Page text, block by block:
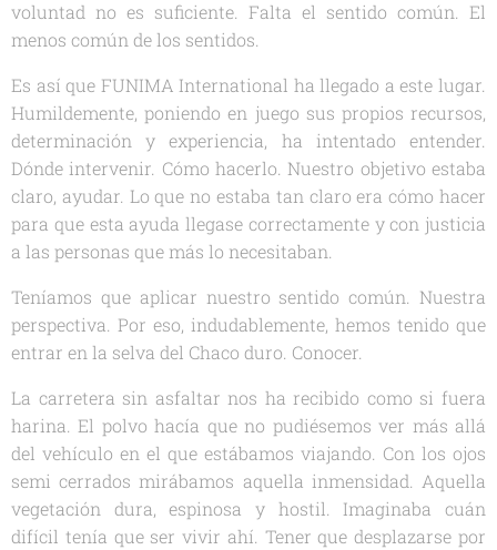
voluntad no es suficiente. Falta el sentido común. El
menos común de los sentidos.
Es así que FUNIMA International ha llegado a este lugar.
Humildemente, poniendo en juego sus propios recursos,
determinación y experiencia, ha intentado entender.
Dónde intervenir. Cómo hacerlo. Nuestro objetivo estaba
claro, ayudar. Lo que no estaba tan claro era cómo hacer
para que esta ayuda llegase correctamente y con justicia
a las personas que más lo necesitaban.
Teníamos que aplicar nuestro sentido común. Nuestra
perspectiva. Por eso, indudablemente, hemos tenido que
entrar en la selva del Chaco duro. Conocer.
La carretera sin asfaltar nos ha recibido como si fuera
harina. El polvo hacía que no pudiésemos ver más allá
del vehículo en el que estábamos viajando. Con los ojos
semi cerrados mirábamos aquella inmensidad. Aquella
vegetación dura, espinosa y hostil. Imaginaba cuán
difícil tenía que ser vivir ahí. Tener que desplazarse por